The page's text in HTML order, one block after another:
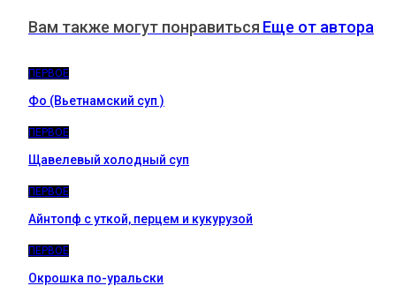
Вам также могут понравиться Еще от автора
ПЕРВОЕ
Фо (Вьетнамский суп )
ПЕРВОЕ
Щавелевый холодный суп
ПЕРВОЕ
Айнтопф с уткой, перцем и кукурузой
ПЕРВОЕ
Окрошка по-уральски